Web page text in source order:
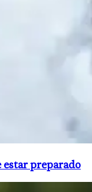
estar preparado